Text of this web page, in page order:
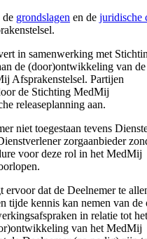
de grondslagen en de juridische
in samenwerking met
de (door)ontwikkeling van
Afsprakenstelsel. Partijen
de Stichting MedMij
releaseplanning aan.
niet toegestaan tevens
zorgaanbieder
voor deze rol in het MedMij
ervoor dat de Deelnemer te
tijde kennis kan nemen van de
in relatie tot
van het MedMij